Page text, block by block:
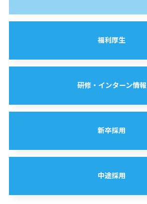
福利厚生
研修・インターン情報
新卒採用
中途採用